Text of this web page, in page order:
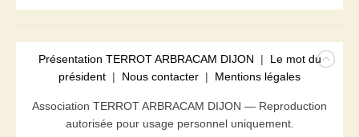
Présentation TERROT ARBRACAM DIJON | Le mot du
président | Nous contacter | Mentions légales
Association TERROT ARBRACAM DIJON — Reproduction
autorisée pour usage personnel uniquement.